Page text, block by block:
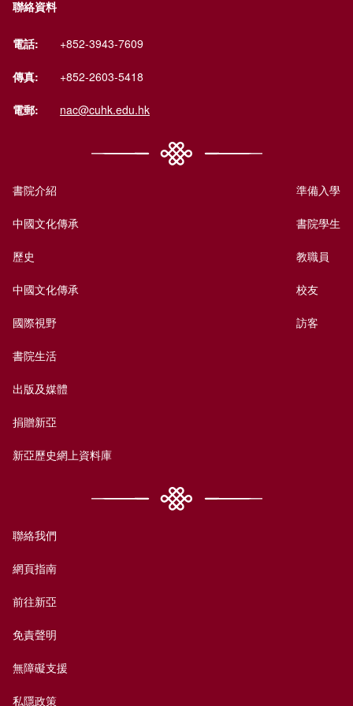
聯絡資料
電話: +852-3943-7609
傳真: +852-2603-5418
電郵: nac@cuhk.edu.hk
書院介紹
中國文化傳承
歷史
中國文化傳承
國際視野
書院生活
出版及媒體
捐贈新亞
新亞歷史網上資料庫
準備入學
書院學生
教職員
校友
訪客
聯絡我們
網頁指南
前往新亞
免責聲明
無障礙支援
私隱政策